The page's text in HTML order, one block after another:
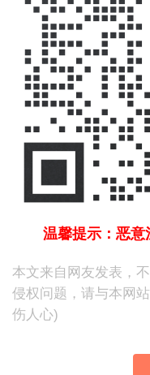
温馨提示：恶
本文来自网友发表，
侵权问题，请与本网
伤人心)